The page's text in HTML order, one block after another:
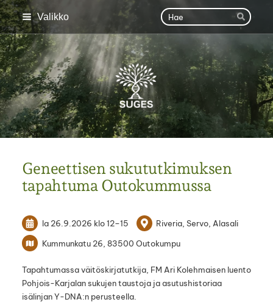
Siirry
sivun
sisältöön
Valikko Haku
Hae
SUGES
Geneettisen sukututkimuksen
tapahtuma Outokummussa
la 26.9.2026 klo 12–15 Riveria, Servo, Alasali
Kummunkatu 26, 83500 Outokumpu
Tapahtumassa väitöskirjatutkija, FM Ari Kolehmaisen luento
Pohjois-Karjalan sukujen taustoja ja asutushistoriaa
isälinjan Y-DNA:n perusteella.